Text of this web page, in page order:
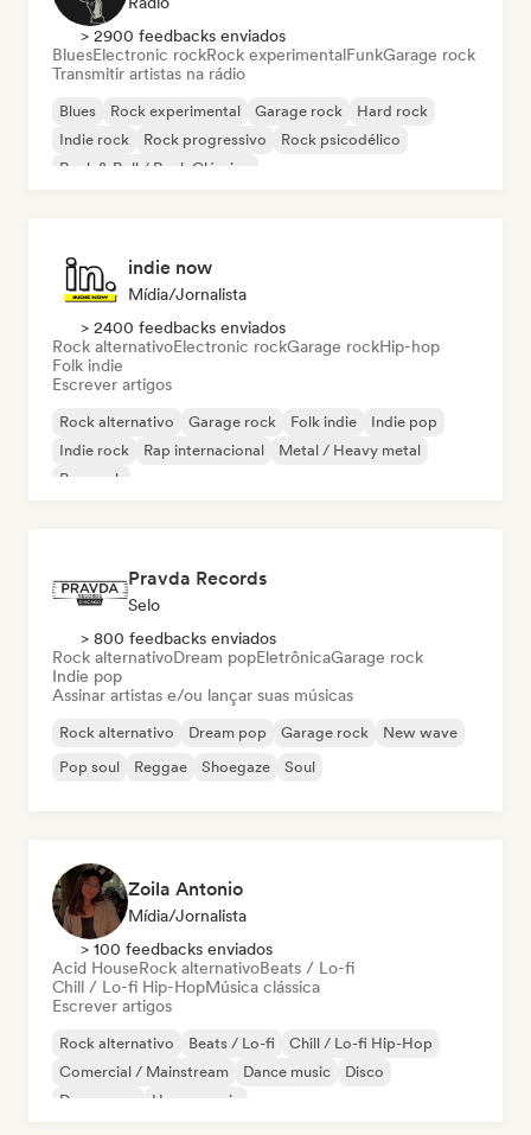
> 2900 feedbacks enviados
BluesElectronic rockRock experimentalFunkGarage rock
Transmitir artistas na rádio
Blues Rock experimental Garage rock
Hard rock
Indie rock
Rock progressivo
Rock psicodélico
Rock & Roll / Rock Clássico
indie now
Mídia/Jornalista
> 2400 feedbacks enviados
Rock alternativoElectronic rockGarage rockHip-hop
Folk indie
Escrever artigos
Rock alternativo Garage rock Folk indie
Indie pop
Indie rock
Rap internacional
Metal / Heavy metal
Pop rock
Pravda Records
Selo
> 800 feedbacks enviados
Rock alternativoDream popEletrônicaGarage rock
Indie pop
Assinar artistas e/ou lançar suas músicas
Rock alternativo Dream pop Garage rock
New wave
Pop soul
Reggae Shoegaze Soul
Zoila Antonio
Mídia/Jornalista
> 100 feedbacks enviados
Acid HouseRock alternativoBeats / Lo-fi
Chill / Lo-fi Hip-HopMúsica clássica
Escrever artigos
Rock alternativo Beats / Lo-fi
Chill / Lo-fi Hip-Hop
Comercial / Mainstream
Dance music
Disco
Dream pop
House music